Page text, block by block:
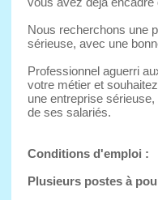
Nous recherchons une
sérieuse, avec une
Professionnel aguerri
votre métier et
une entreprise
de ses salariés.
Conditions d'emploi :
Plusieurs postes à